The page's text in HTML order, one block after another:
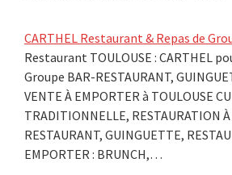
CARTHEL Restaurant & Repas de
Restaurant TOULOUSE : CARTHEL
Groupe BAR-RESTAURANT,
VENTE À EMPORTER à TOULOUSE
TRADITIONNELLE, RESTAURATION
RESTAURANT, GUINGUETTE,
EMPORTER : BRUNCH,…